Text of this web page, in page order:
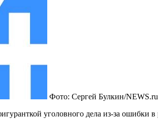
Фото: Сергей Булкин/NEWS.ru
уголовного дела из-за ошибки